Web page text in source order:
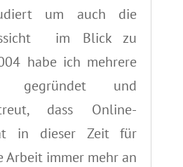
um auch die
im Blick zu
habe ich mehrere
gegründet und
dass Online-
in dieser Zeit für
Arbeit immer mehr an